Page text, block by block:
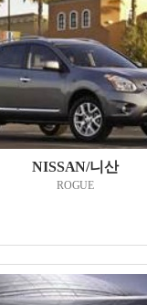
NISSAN/니산
ROGUE